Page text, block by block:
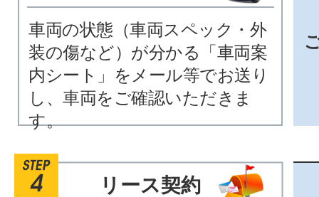
車両の状態（車両スペック・外
装の傷など）が分かる「車両案
内シート」をメール等でお送り
し、車両をご確認いただきま
す。
リース契約